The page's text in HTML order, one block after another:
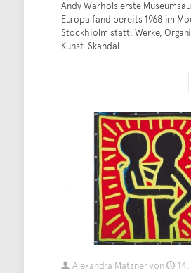
Andy Warhols erste
Europa fand bereits 1968 im
Stockhiolm statt: Werke,
Kunst-Skandal.
Alexandra Matznervon